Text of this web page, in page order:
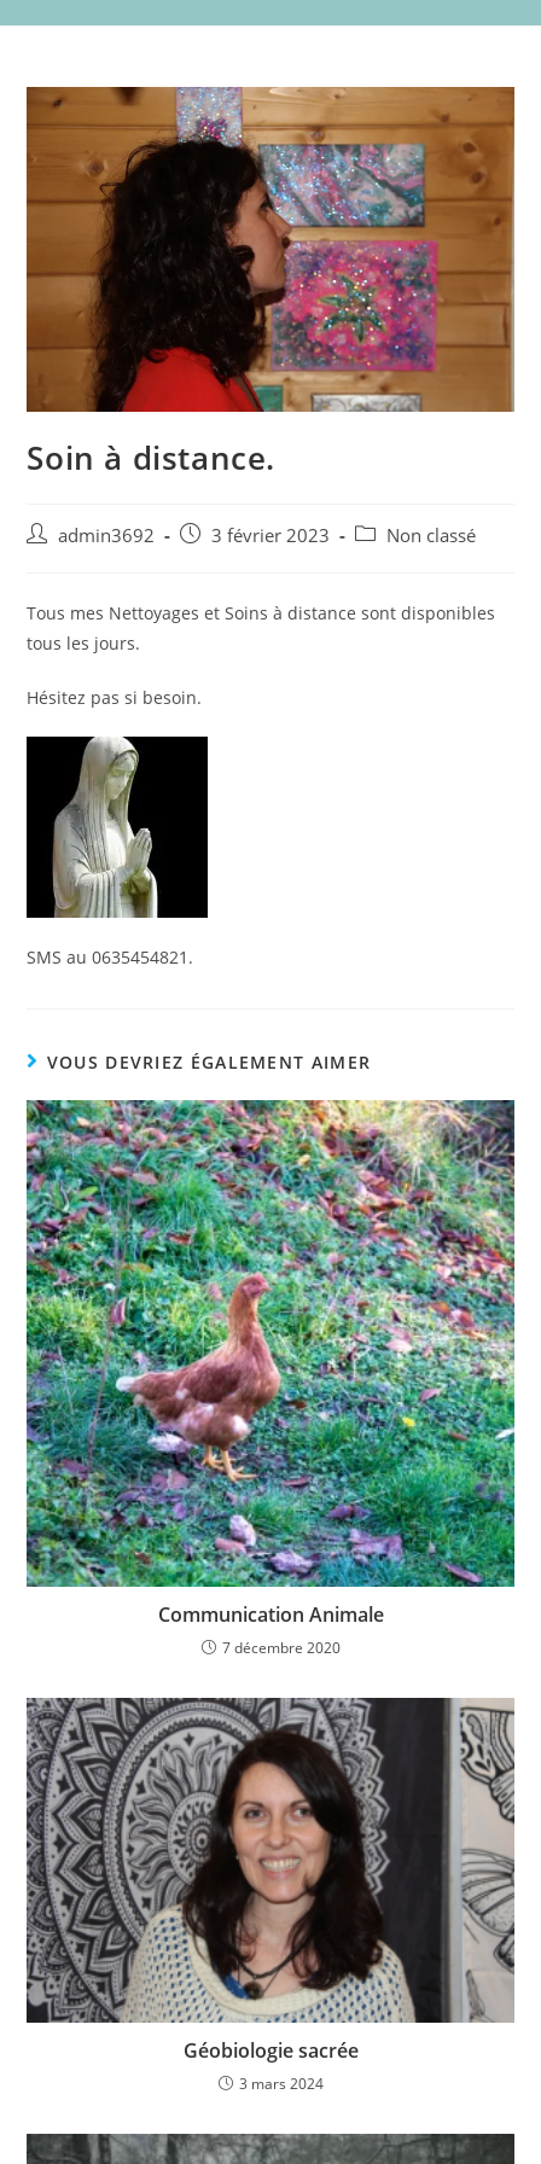
Soin à distance.
Postadmin3692
Post3 février 2023
PostNon classé
Tous mes Nettoyages et Soins à distance sont disponibles
tous les jours.
Hésitez pas si besoin.
SMS au 0635454821.
VOUS DEVRIEZ ÉGALEMENT AIMER
Communication Animale
7 décembre 2020
Géobiologie sacrée
3 mars 2024